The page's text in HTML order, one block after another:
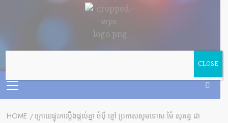
HOME
ក្រោយផ្ទុះការប្តឹងផ្តល់គ្នា ចំប៉ី ខ្មៅ ប្រកាសសូមទោស ម៉ៃ សុគន្ធ ជា
CLOSE